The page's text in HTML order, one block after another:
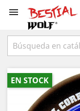

EN STOCK